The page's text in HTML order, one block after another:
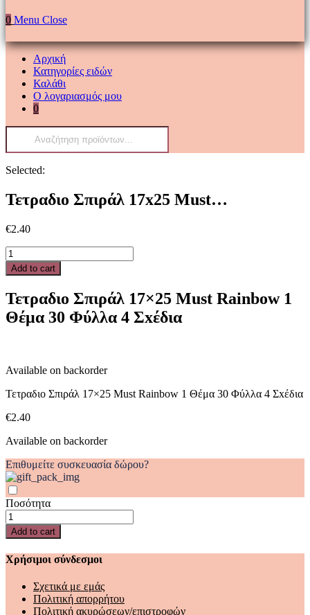
0 Menu Close
Αρχική
Κατηγορίες ειδών
Καλάθι
Ο λογαριασμός μου
0
Products
Selected:
Τετραδιο Σπιράλ 17x25 Must…
€2.40
Τετραδιο
Σπιράλ
17x25
Rainbow
1
Θέμα
4
Σxέδια
quantity
Add to cart
Τετραδιο Σπιράλ 17×25 Must Rainbow 1
Θέμα 30 Φύλλα 4 Σxέδια
Available on backorder
Τετραδιο Σπιράλ 17×25 Must Rainbow 1 Θέμα 30 Φύλλα 4 Σxέδια
€2.40
Available on backorder
Επιθυμείτε συσκευασία δώρου?
Ποσότητα
Τετραδιο
Σπιράλ
17x25
Must
Rainbow
Θέμα
Add to cart
Χρήσιμοι σύνδεσμοι
Σχετικά με εμάς
Πολιτική απορρήτου
Πολιτική ακυρώσεων/επιστροφών